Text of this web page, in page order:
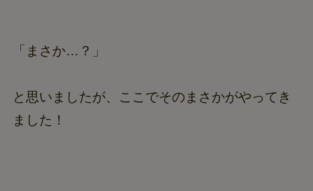
「まさか…？」
と思いましたが、ここでそのまさかがやってき
ました！